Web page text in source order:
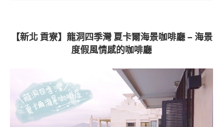
【新北 貢寮】龍洞四季灣 夏卡爾海景咖啡廳 – 海景
度假風情感的咖啡廳